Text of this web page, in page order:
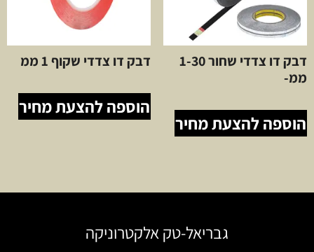
דבק דו צדדי שחור 1-30
ממ-
הוספה להצעת מחיר
דבק דו צדדי שקוף 1 ממ
הוספה להצעת מחיר
גבריאל-טק אלקטרוניקה